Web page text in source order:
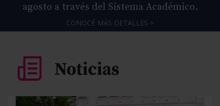
agosto a través del Sistema Académico.
CONOCÉ MÁS DETALLES >